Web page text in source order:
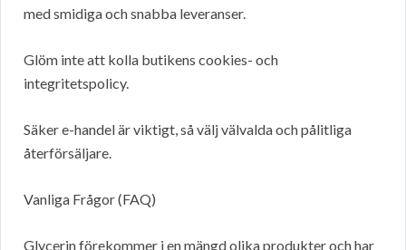
med smidiga och snabba leveranser.
Glöm inte att kolla butikens cookies- och
integritetspolicy.
Säker e-handel är viktigt, så välj välvalda och pålitliga
återförsäljare.
Vanliga Frågor (FAQ)
Glycerin förekommer i en mängd olika produkter och har